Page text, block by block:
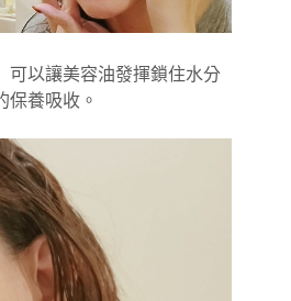
可以讓美容油發揮鎖住水分
保養吸收。